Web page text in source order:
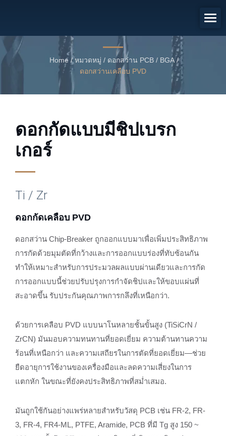
Home / หมวดหมู่ / ดอกสว่าน PCB / BGA /
ดอกสว่านเคลือบ PVD
ดอกกัดแบบมีชิปเบรก
เกอร์
Ti / Zr
ดอกกัดเคลือบ PVD
ดอกสว่าน Chip-Breaker ถูกออกแบบมาเพื่อเพิ่มประสิทธิภาพ
การกัดด้วยมุมตัดที่กว้างและการออกแบบร่องที่ทับซ้อนกัน
ทำให้เหมาะสำหรับการประมวลผลแบบผ่านเดียวและการกัด
การออกแบบนี้ช่วยปรับปรุงการกำจัดชิปและให้ขอบแผ่นที่
สะอาดขึ้น รับประกันคุณภาพการกลึงที่เหนือกว่า.
ด้วยการเคลือบ PVD แบบนาโนหลายชั้นขั้นสูง (TiSiCrN /
ZrCN) มันมอบความทนทานที่ยอดเยี่ยม ความต้านทานความ
ร้อนที่เหนือกว่า และความเสถียรในการตัดที่ยอดเยี่ยม—ช่วย
ยืดอายุการใช้งานของเครื่องมือและลดความเสี่ยงในการ
แตกหัก ในขณะที่ยังคงประสิทธิภาพที่สม่ำเสมอ.
มันถูกใช้กันอย่างแพร่หลายสำหรับวัสดุ PCB เช่น FR-2, FR-
3, FR-4, FR4-ML, PTFE, Aramide, PCB ที่มี Tg สูง 150 ~